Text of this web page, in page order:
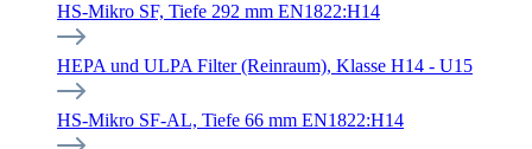
HS-Mikro SF, Tiefe 292 mm EN1822:H14
HEPA und ULPA Filter (Reinraum), Klasse H14 - U15
HS-Mikro SF-AL, Tiefe 66 mm EN1822:H14